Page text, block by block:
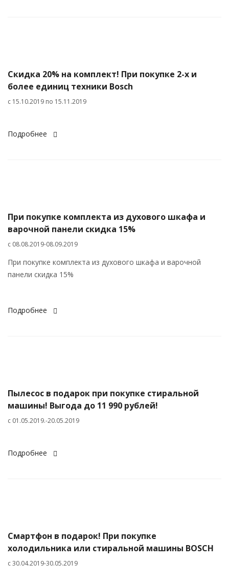
Скидка 20% на комплект! При покупке 2-х и
более единиц техники Bosch
с 15.10.2019 по 15.11.2019
Подробнее
При покупке комплекта из духового шкафа и
варочной панели скидка 15%
c 08.08.2019-08.09.2019
При покупке комплекта из духового шкафа и варочной
панели скидка 15%
Подробнее
Пылесос в подарок при покупке стиральной
машины! Выгода до 11 990 рублей!
с 01.05.2019.-20.05.2019
Подробнее
Смартфон в подарок! При покупке
холодильника или стиральной машины BOSCH
с 30.04.2019-30.05.2019